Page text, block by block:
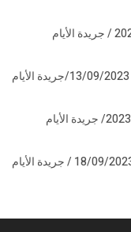
أسرار الصحف اللبنانية ليوم الجمعة 25 آب 2023 / جريدة الأيام
أسرار الصحف اللبنانية الصادرة اليوم الأربعاء 13/09/2023/جريدة الأيام
أسرار الصحف اللبنانية ليوم السبت 02 أيلول 2023/ جريدة الأيام
أسرار الصحف اللبنانية الصادرة اليوم الاثنين 18/09/2023 / جريدة الأيام